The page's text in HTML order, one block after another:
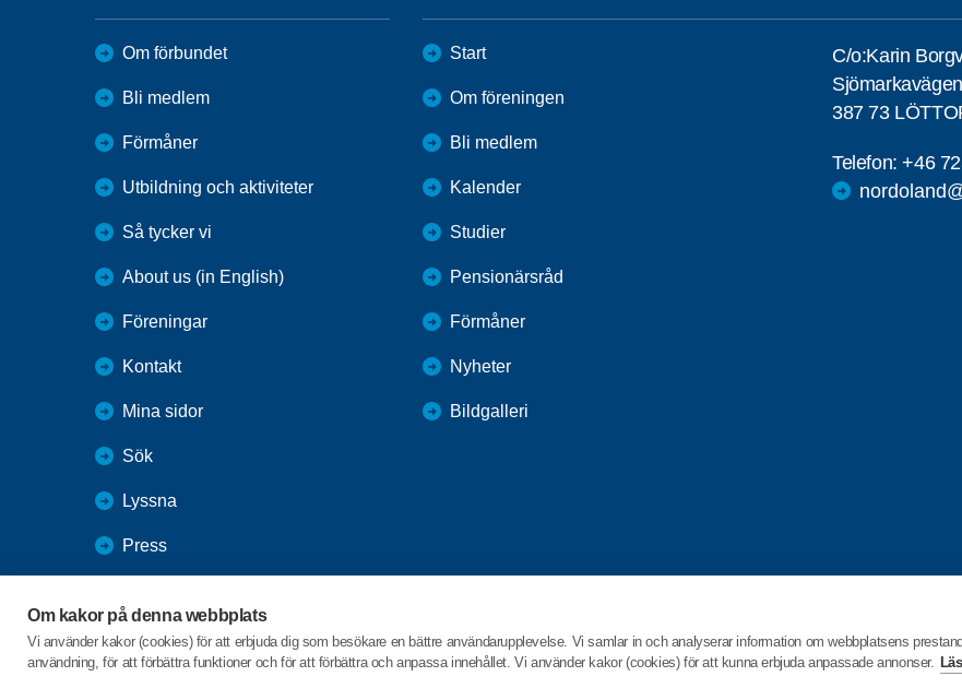
Om kakor på denna webbplats
Vi använder kakor (cookies) för att erbjuda dig som besökare en bättre användarupplevelse. Vi samlar in och analyserar information om webbplatsens
användning, för att förbättra funktioner och för att förbättra och anpassa innehållet. Vi använder kakor (cookies) för att kunna erbjuda anpassade annonser.
Om förbundet
Bli medlem
Förmåner
Utbildning och aktiviteter
Så tycker vi
About us (in English)
Föreningar
Kontakt
Mina sidor
Sök
Lyssna
Press
SPF Seniorernas intranät
Start
Om föreningen
Bli medlem
Kalender
Studier
Pensionärsråd
Förmåner
Nyheter
Bildgalleri
C/o:Karin
387 73
Telefon:+46